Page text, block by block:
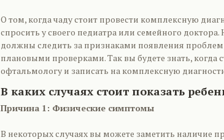
О том, когда чаду стоит провести комплексную
спросить у своего педиатра или семейного
должны следить за признаками появления
плановыми проверками. Так вы будете знать, когда
офтальмологу и записать на комплексную
В каких случаях стоит показать
Причина 1: Физические симптомы
В некоторых случаях вы можете заметить наличие